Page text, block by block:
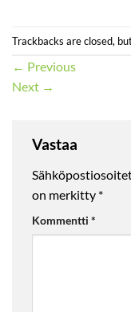
Trackbacks are closed,
← Previous
Next →
Vastaa
on merkitty *
Kommentti *